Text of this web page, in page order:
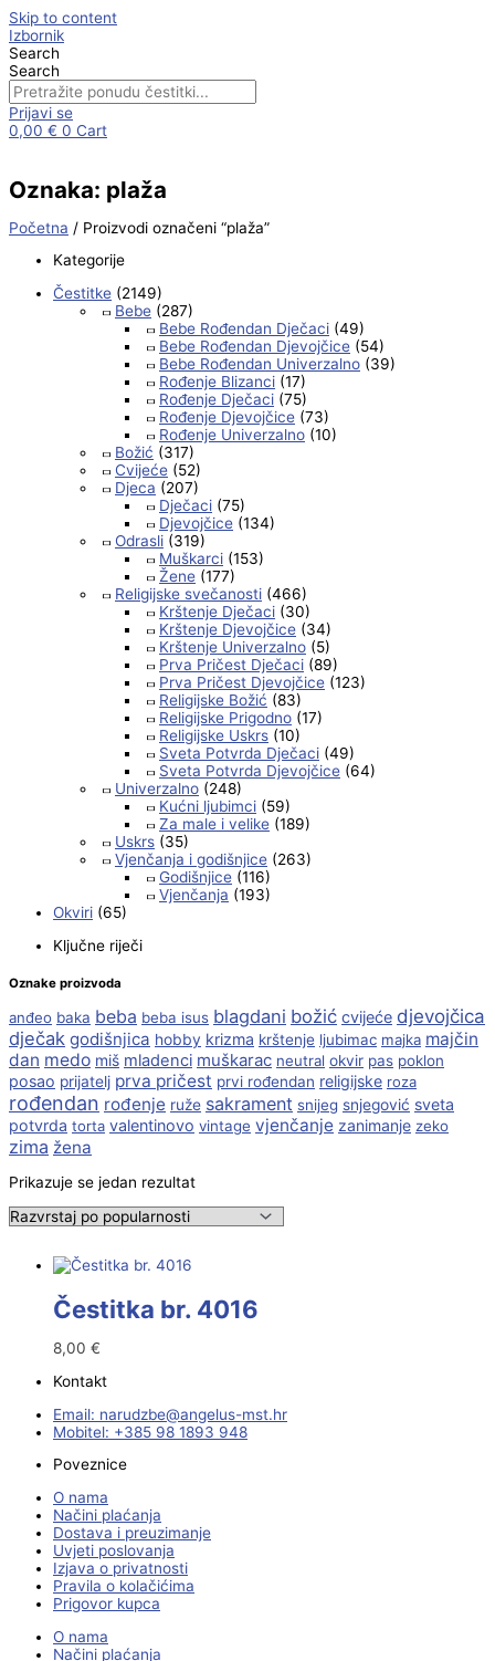
Skip to content
Izbornik
Search
Search
Prijavi se
0,00 € 0 Cart
Oznaka: plaža
Početna / Proizvodi označeni “plaža”
Kategorije
Čestitke (2149)
Bebe (287)
Bebe Rođendan Dječaci (49)
Bebe Rođendan Djevojčice (54)
Bebe Rođendan Univerzalno (39)
Rođenje Blizanci (17)
Rođenje Dječaci (75)
Rođenje Djevojčice (73)
Rođenje Univerzalno (10)
Božić (317)
Cvijeće (52)
Djeca (207)
Dječaci (75)
Djevojčice (134)
Odrasli (319)
Muškarci (153)
Žene (177)
Religijske svečanosti (466)
Krštenje Dječaci (30)
Krštenje Djevojčice (34)
Krštenje Univerzalno (5)
Prva Pričest Dječaci (89)
Prva Pričest Djevojčice (123)
Religijske Božić (83)
Religijske Prigodno (17)
Religijske Uskrs (10)
Sveta Potvrda Dječaci (49)
Sveta Potvrda Djevojčice (64)
Univerzalno (248)
Kućni ljubimci (59)
Za male i velike (189)
Uskrs (35)
Vjenčanja i godišnjice (263)
Godišnjice (116)
Vjenčanja (193)
Okviri (65)
Ključne riječi
Oznake proizvoda
anđeo baka beba beba isus blagdani božić cvijeće djevojčica
dječak godišnjica hobby krizma krštenje ljubimac majka majčin
dan medo miš mladenci muškarac neutral okvir pas poklon
posao prijatelj prva pričest prvi rođendan religijske roza
rođendan rođenje ruže sakrament snijeg snjegović sveta
potvrda torta valentinovo vintage vjenčanje zanimanje zeko
zima žena
Prikazuje se jedan rezultat
Čestitka br. 4016
8,00 €
Kontakt
Email:
rh.tsm-sulegna
@ebzduran
Mobitel: +385 98 1893 948
Poveznice
O nama
Načini plaćanja
Dostava i preuzimanje
Uvjeti poslovanja
Izjava o privatnosti
Pravila o kolačićima
Prigovor kupca
O nama
Načini plaćanja